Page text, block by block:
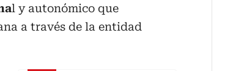
l y autonómico que
a través de la entidad